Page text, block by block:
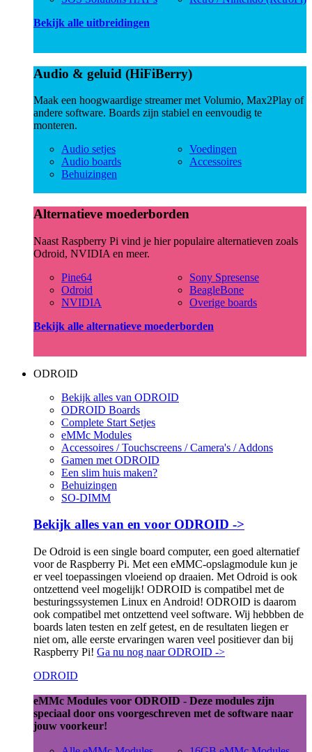
Bekijk alle uitbreidingen
Audio & geluid (HiFiBerry)
Maak een hoogwaardige streamer met Volumio, Max2Play of
andere software. Boards zijn stabiel en eenvoudig te
monteren.
Audio setjes
Audio boards
Behuizingen
Voedingen
Accessoires
Alternatieve moederborden
Naast Raspberry Pi vind je hier populaire alternatieven zoals
Odroid, NVIDIA en meer.
Pine64
Odroid
NVIDIA
Sony Spresense
BeagleBone
Overige boards
Bekijk alle alternatieve moederborden
ODROID
Bekijk alles van ODROID
ODROID Boards
Complete Start Setjes
eMMc Modules
Accessoires / Touchscreens / Camera's / Addons
Gamen met ODROID
Een slim huis maken?
Behuizingen
SO-DIMM
Bekijk alles van en voor ODROID ->
De Odroid is een single board computer, een goed alternatief
voor de Raspberry Pi. Met een eMMC-opslagmodule kun je
er veel toepassingen vloeiend op draaien. Met Odroid is ook
ontzettend veel mogelijk! ODROID is compatibel met de
besturingssystemen Linux en Android! ODROID is daarom
ook compatibel met ontzettend veel software. Wij hebbben de
boards laten testen en zelf getest, en de resultaten liegen er
niet om, alle eerste ervaringen waren veel positiever dan bij
Raspberry Pi! Ga nu nog naar ODROID ->
ODROID
eMMc Modules voor ODROID - Deze modules zijn
speciaal door ons voorgeschreven met de software naar
jouw voorkeur!